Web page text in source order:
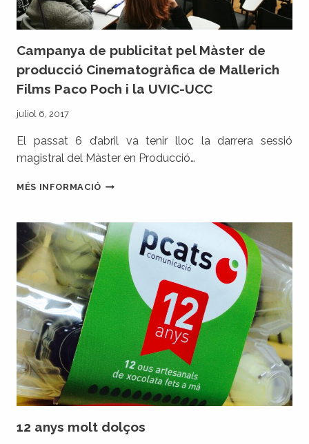
Campanya de publicitat pel Màster de
producció Cinematogràfica de Mallerich
Films Paco Poch i la UVIC-UCC
juliol 6, 2017
El passat 6 d’abril va tenir lloc la darrera sessió
magistral del Màster en Producció…
MÉS INFORMACIÓCAMPANYA
PEL
MÀSTER
DE
PRODUCCIÓ
CINEMATOGRÀFICA
MALLERICH
FILMS
LA
UVIC-
UCC
12 anys molt dolços